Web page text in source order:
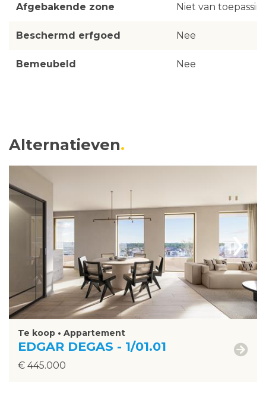
Afgebakende zone Niet van
Beschermd erfgoed Nee
Bemeubeld Nee
Alternatieven
›
Te koop • Appartement
EDGAR DEGAS - 1/01.01
€ 445.000